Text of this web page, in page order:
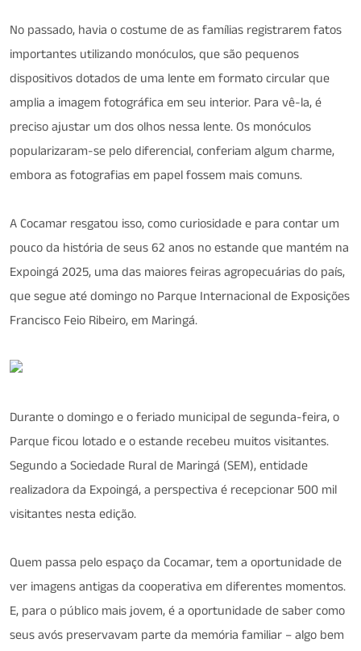
No passado, havia o costume de as famílias registrarem fatos
importantes utilizando monóculos, que são pequenos
dispositivos dotados de uma lente em formato circular que
amplia a imagem fotográfica em seu interior. Para vê-la, é
preciso ajustar um dos olhos nessa lente. Os monóculos
popularizaram-se pelo diferencial, conferiam algum charme,
embora as fotografias em papel fossem mais comuns.
A Cocamar resgatou isso, como curiosidade e para contar um
pouco da história de seus 62 anos no estande que mantém na
Expoingá 2025, uma das maiores feiras agropecuárias do país,
que segue até domingo no Parque Internacional de Exposições
Francisco Feio Ribeiro, em Maringá.
Durante o domingo e o feriado municipal de segunda-feira, o
Parque ficou lotado e o estande recebeu muitos visitantes.
Segundo a Sociedade Rural de Maringá (SEM), entidade
realizadora da Expoingá, a perspectiva é recepcionar 500 mil
visitantes nesta edição.
Quem passa pelo espaço da Cocamar, tem a oportunidade de
ver imagens antigas da cooperativa em diferentes momentos.
E, para o público mais jovem, é a oportunidade de saber como
seus avós preservavam parte da memória familiar – algo bem